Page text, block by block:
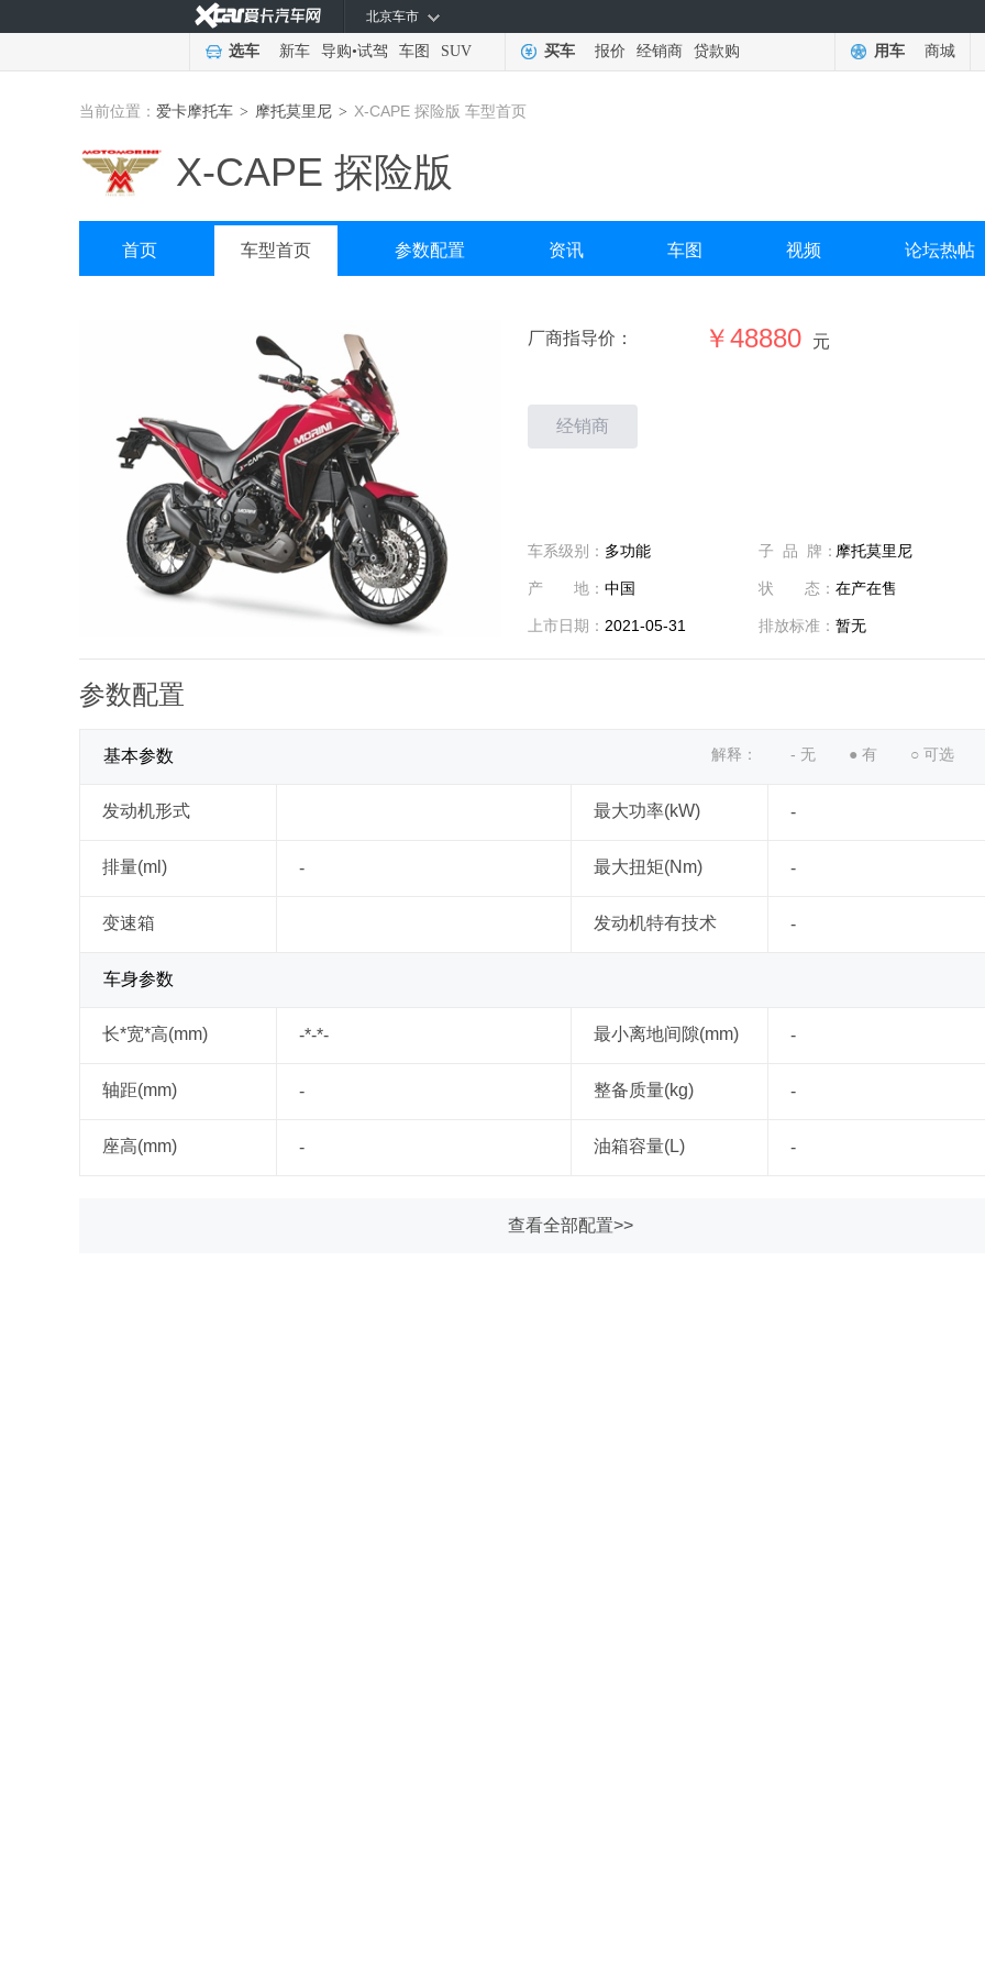
北京车市
选车 新车 导购•试驾 车图 SUV 买车 报价 经销商 贷款购 用车 商城
当前位置： 爱卡摩托车 > 摩托莫里尼 > X-CAPE 探险版 车型首页
X-CAPE 探险版
首页 车型首页 参数配置 资讯 车图 视频 论坛热帖
厂商指导价： ￥48880 元
经销商
车系级别： 多功能 子 品 牌：摩托莫里尼
产 地： 中国 状 态： 在产在售
上市日期： 2021-05-31 排放标准： 暂无
参数配置
基本参数 解释： - 无 ● 有 ○ 可选
发动机形式 最大功率(kW) -
排量(ml) - 最大扭矩(Nm) -
变速箱 发动机特有技术 -
车身参数
长*宽*高(mm) -*-*- 最小离地间隙(mm) -
轴距(mm) - 整备质量(kg) -
座高(mm) - 油箱容量(L) -
查看全部配置>>